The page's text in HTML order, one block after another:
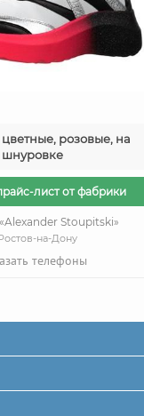
розовые, на
шнуровке
лист от фабрики
Stoupitski»
на-Дону
телефоны